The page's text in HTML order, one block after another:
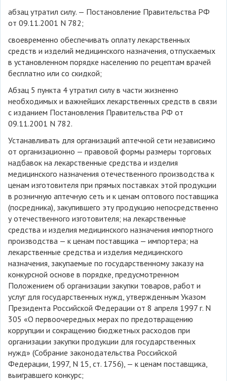
абзац утратил силу. — Постановление Правительства РФ
от 09.11.2001 N 782;
своевременно обеспечивать оплату лекарственных
средств и изделий медицинского назначения, отпускаемых
в установленном порядке населению по рецептам врачей
бесплатно или со скидкой;
Абзац 5 пункта 4 утратил силу в части жизненно
необходимых и важнейших лекарственных средств в связи
с изданием Постановления Правительства РФ от
09.11.2001 N 782.
Устанавливать для организаций аптечной сети независимо
от организационно — правовой формы размеры торговых
надбавок на лекарственные средства и изделия
медицинского назначения отечественного производства к
ценам изготовителя при прямых поставках этой продукции
в розничную аптечную сеть и к ценам оптового поставщика
(посредника), закупившего эту продукцию непосредственно
у отечественного изготовителя; на лекарственные
средства и изделия медицинского назначения импортного
производства — к ценам поставщика — импортера; на
лекарственные средства и изделия медицинского
назначения, закупаемые по государственному заказу на
конкурсной основе в порядке, предусмотренном
Положением об организации закупки товаров, работ и
услуг для государственных нужд, утвержденным Указом
Президента Российской Федерации от 8 апреля 1997 г. N
305 «О первоочередных мерах по предотвращению
коррупции и сокращению бюджетных расходов при
организации закупки продукции для государственных
нужд» (Собрание законодательства Российской
Федерации, 1997, N 15, ст. 1756), — к ценам поставщика,
выигравшего конкурс;